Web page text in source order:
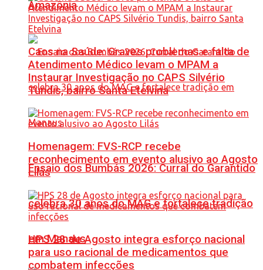
Amazônia
Ensaio dos Bumbás 2026: Curral do Garantido
celebra 30 anos do MAG e fortalece tradição
em Manaus
Caos na Saúde: Graves problemas e falta de
Atendimento Médico levam o MPAM a
Instaurar Investigação no CAPS Silvério
Tundis, bairro Santa Etelvina
Homenagem: FVS-RCP recebe
reconhecimento em evento alusivo ao Agosto
Lilás
HPS 28 de Agosto integra esforço nacional
para uso racional de medicamentos que
combatem infecções